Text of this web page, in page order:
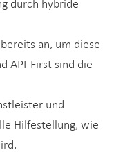
durch hybride
an, um diese
API-First sind die
und
Hilfestellung, wie